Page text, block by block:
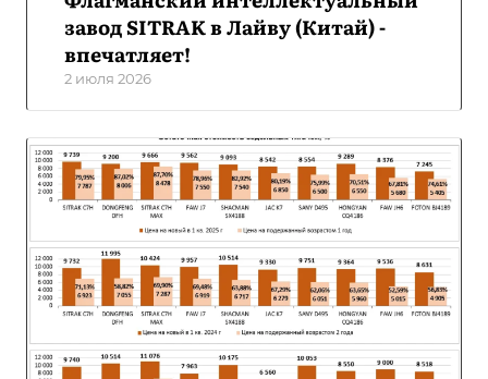
завод SITRAK в Лайву (Китай) -
впечатляет!
2 июля 2026